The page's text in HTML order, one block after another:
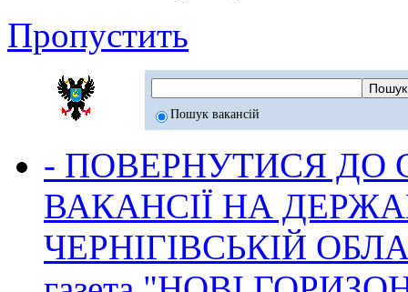
Пропустить
Пошук вакансій
- ПОВЕРНУТИСЯ ДО
ВАКАНСІЇ НА
ЧЕРНІГІВСЬКІЙ